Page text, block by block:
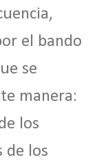
el bando
se
manera:
los
de los